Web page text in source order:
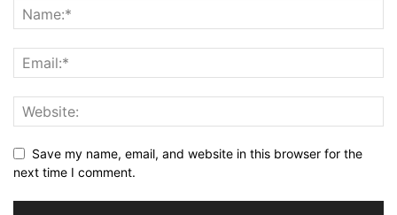
Save my name, email, and website in this browser for the
next time I comment.